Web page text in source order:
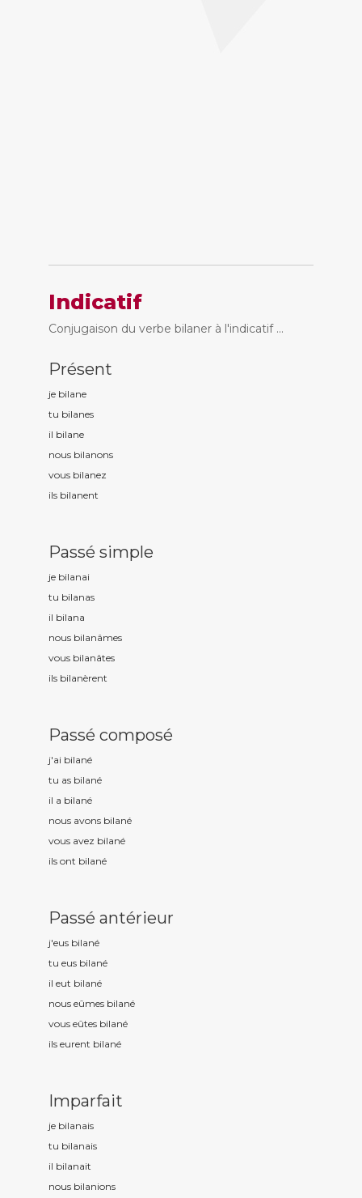
Indicatif
Conjugaison du verbe bilaner à l'indicatif ...
Présent
je bilane
tu bilanes
il bilane
nous bilanons
vous bilanez
ils bilanent
Passé simple
je bilanai
tu bilanas
il bilana
nous bilanâmes
vous bilanâtes
ils bilanèrent
Passé composé
j'ai bilané
tu as bilané
il a bilané
nous avons bilané
vous avez bilané
ils ont bilané
Passé antérieur
j'eus bilané
tu eus bilané
il eut bilané
nous eûmes bilané
vous eûtes bilané
ils eurent bilané
Imparfait
je bilanais
tu bilanais
il bilanait
nous bilanions